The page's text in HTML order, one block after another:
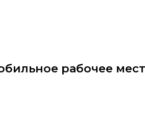
рабочее